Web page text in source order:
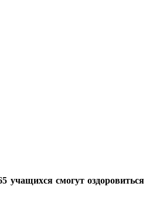
смогут